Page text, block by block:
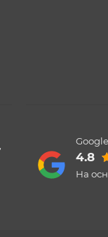
4.8
На